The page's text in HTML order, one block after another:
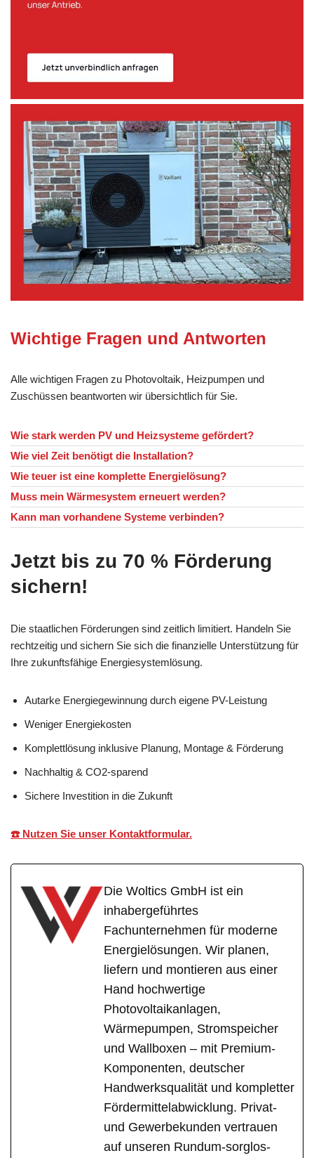
Wichtige Fragen und Antworten
Alle wichtigen Fragen zu Photovoltaik, Heizpumpen und
Zuschüssen beantworten wir übersichtlich für Sie.
Wie stark werden PV und Heizsysteme gefördert?
Wie viel Zeit benötigt die Installation?
Wie teuer ist eine komplette Energielösung?
Muss mein Wärmesystem erneuert werden?
Kann man vorhandene Systeme verbinden?
Jetzt bis zu 70 % Förderung
sichern!
Die staatlichen Förderungen sind zeitlich limitiert. Handeln Sie
rechtzeitig und sichern Sie sich die finanzielle Unterstützung für
Ihre zukunftsfähige Energiesystemlösung.
Autarke Energiegewinnung durch eigene PV-Leistung
Weniger Energiekosten
Komplettlösung inklusive Planung, Montage & Förderung
Nachhaltig & CO2-sparend
Sichere Investition in die Zukunft
☎️ Nutzen Sie unser Kontaktformular.
Die Woltics GmbH ist ein
inhabergeführtes
Fachunternehmen für moderne
Energielösungen. Wir planen,
liefern und montieren aus einer
Hand hochwertige
Photovoltaikanlagen,
Wärmepumpen, Stromspeicher
und Wallboxen – mit Premium-
Komponenten, deutscher
Handwerksqualität und kompletter
Fördermittelabwicklung. Privat-
und Gewerbekunden vertrauen
auf unseren Rundum-sorglos-